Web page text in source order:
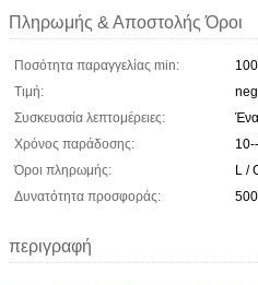
Πληρωμής & Αποστολής Όροι
Ποσότητα παραγγελίας min:
Τιμή:
Συσκευασία λεπτομέρειες:
Χρόνος παράδοσης:
Όροι πληρωμής:
L /
Δυνατότητα προσφοράς:
περιγραφή